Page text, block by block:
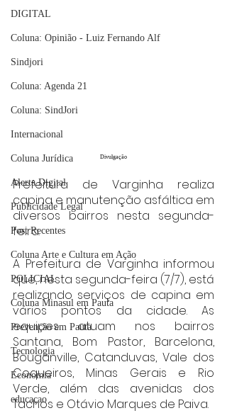
DIGITAL
Coluna: Opinião - Luiz Fernando Alf
Sindjori
Coluna: Agenda 21
Coluna: SindJori
Internacional
Coluna Jurídica
Alerta Digital
Publicidade Legal
Post Recentes
Coluna Arte e Cultura em Ação
POLICIAL
Coluna Minasul em Pauta
Prevenção em Pauta
Tecnologia
Economia
educaçao
Divulgação
Prefeitura de Varginha realiza
capina e manutenção asfáltica em
diversos bairros nesta segunda-
feira.
A Prefeitura de Varginha informou
que, nesta segunda-feira (7/7), está
realizando serviços de capina em
vários pontos da cidade. As
equipes atuam nos bairros
Santana, Bom Pastor, Barcelona,
Bouganville, Catanduvas, Vale dos
Coqueiros, Minas Gerais e Rio
Verde, além das avenidas dos
Tachos e Otávio Marques de Paiva.